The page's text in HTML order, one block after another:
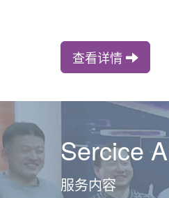
查看详情
Sercice
服务内容